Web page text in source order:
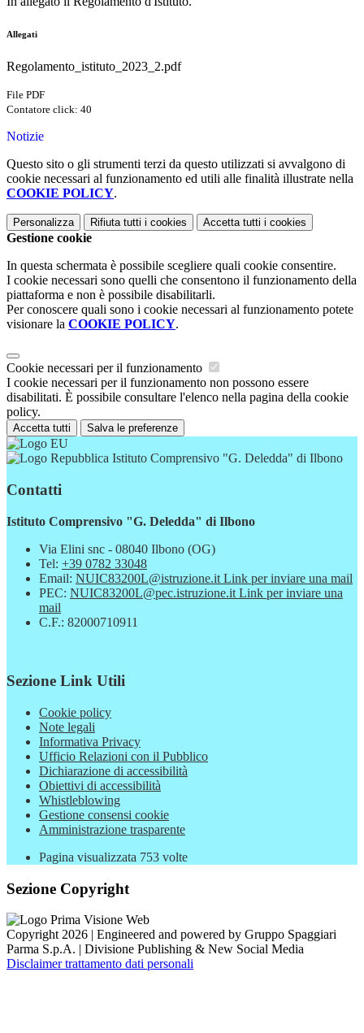
Allegati
Regolamento_istituto_2023_2.pdf
File PDF
Contatore click: 40
Notizie
Questo sito o gli strumenti terzi da questo utilizzati si avvalgono di
cookie necessari al funzionamento ed utili alle finalità illustrate nella
COOKIE POLICY.
Personalizza Rifiuta tutti i cookies Accetta tutti i cookies
Gestione cookie
In questa schermata è possibile scegliere quali cookie consentire.
I cookie necessari sono quelli che consentono il funzionamento della
piattaforma e non è possibile disabilitarli.
Per conoscere quali sono i cookie necessari al funzionamento potete
visionare la COOKIE POLICY.
Cookie necessari per il funzionamento
I cookie necessari per il funzionamento non possono essere
disabilitati. È possibile consultare l'elenco nella pagina della cookie
policy.
Accetta tutti Salva le preferenze
Istituto Comprensivo "G. Deledda" di Ilbono
Contatti
Istituto Comprensivo "G. Deledda" di Ilbono
Via Elini snc - 08040 Ilbono (OG)
Tel: +39 0782 33048
Email: NUIC83200L@istruzione.it Link per inviare una mail
PEC: NUIC83200L@pec.istruzione.it Link per inviare una
mail
C.F.: 82000710911
Sezione Link Utili
Cookie policy
Note legali
Informativa Privacy
Ufficio Relazioni con il Pubblico
Dichiarazione di accessibilità
Obiettivi di accessibilità
Whistleblowing
Gestione consensi cookie
Amministrazione trasparente
Pagina visualizzata 753 volte
Sezione Copyright
Copyright 2026 | Engineered and powered by Gruppo Spaggiari
Parma S.p.A. | Divisione Publishing & New Social Media
Disclaimer trattamento dati personali